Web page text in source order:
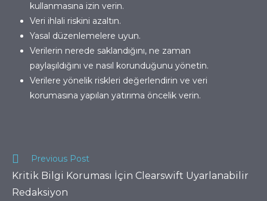
kullanmasına izin verin.
Veri ihlali riskini azaltın.
Yasal düzenlemelere uyun.
Verilerin nerede saklandığını, ne zaman
paylaşıldığını ve nasıl korunduğunu yönetin.
Verilere yönelik riskleri değerlendirin ve veri
korumasına yapılan yatırıma öncelik verin.
Previous Post
Kritik Bilgi Koruması İçin Clearswift Uyarlanabilir
Redaksiyon